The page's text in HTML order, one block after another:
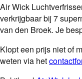
Air Wick
verkrijgbaar bij 7
van den Broek. Je
Klopt een prijs niet of
weten via het